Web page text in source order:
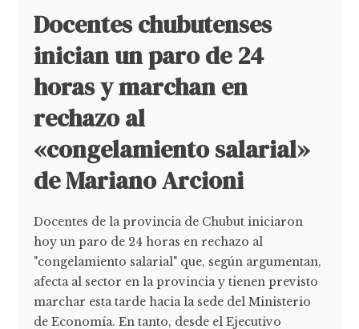
Docentes chubutenses
inician un paro de 24
horas y marchan en
rechazo al
«congelamiento salarial»
de Mariano Arcioni
Docentes de la provincia de Chubut iniciaron
hoy un paro de 24 horas en rechazo al
"congelamiento salarial" que, según argumentan,
afecta al sector en la provincia y tienen previsto
marchar esta tarde hacia la sede del Ministerio
de Economía. En tanto, desde el Ejecutivo